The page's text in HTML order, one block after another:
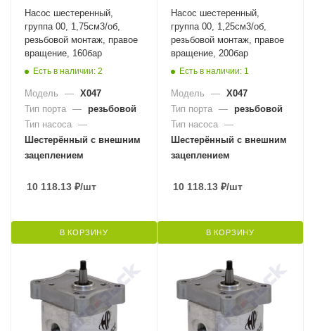
Насос шестеренный,
группа 00, 1,75см3/об,
резьбовой монтаж, правое
вращение, 160бар
Есть в наличии: 2
Модель — X047
Тип порта — резьбовой
Тип насоса —
Шестерённый с внешним
зацеплением
10 118.13 ₽/шт
В КОРЗИНУ
Насос шестеренный,
группа 00, 1,25см3/об,
резьбовой монтаж, правое
вращение, 200бар
Есть в наличии: 1
Модель — X047
Тип порта — резьбовой
Тип насоса —
Шестерённый с внешним
зацеплением
10 118.13 ₽/шт
В КОРЗИНУ